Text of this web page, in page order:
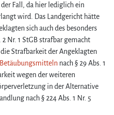
der Fall, da hier lediglich ein
wird. Das Landgericht hätte
sich auch des besonders
2 Nr. 1 StGB strafbar gemacht
Strafbarkeit der Angeklagten
Betäubungsmitteln nach § 29 Abs. 1
wegen der weiteren
in der Alternative
nach § 224 Abs. 1 Nr. 5